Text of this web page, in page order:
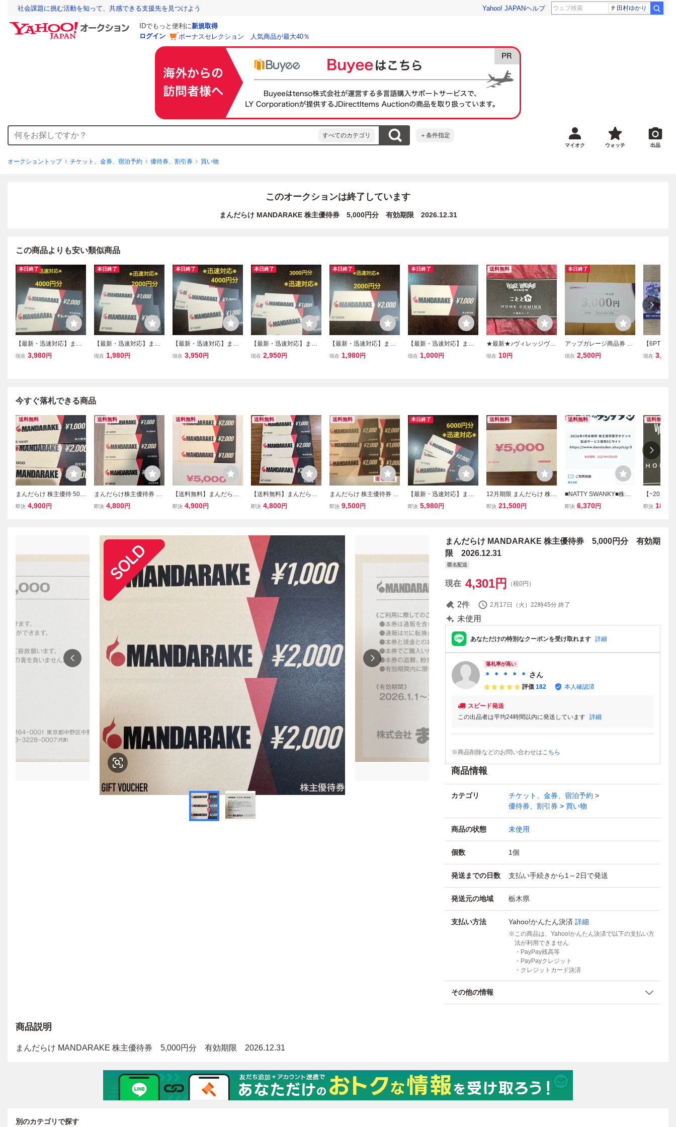
社会課題に挑む活動を知って、共感できる支援先を見つけよう Yahoo! JAPANヘルプ 田村ゆかり
IDでもっと便利に新規取得
ログイン
ボーナスセレクション 人気商品が最大40％
すべてのカテゴリ ＋条件指定
マイオク ウォッチ 出品
オークショントップ チケット、金券、宿泊予約 優待券、割引券 買い物
このオークションは終了しています
まんだらけ MANDARAKE 株主優待券 5,000円分 有効期限 2026.12.31
この商品よりも安い類似商品
本日終了
【最新・迅速対応】まん
だらけ 株主優待券 400
現在 3,980円
本日終了
【最新・迅速対応】まん
だらけ 株主優待券 200
現在 1,980円
本日終了
【最新・迅速対応】まん
だらけ 株主優待券 400
現在 3,950円
本日終了
【最新・迅速対応】まん
だらけ 株主優待券 300
現在 2,950円
本日終了
【最新・迅速対応】まん
だらけ 株主優待券 2000
現在 1,980円
本日終了
【最新・迅速対応】まん
だらけ 株主優待券 1000
現在 1,000円
送料無料
★最新★♪ヴィレッジヴァ
ンガード ●ダイナー 20%
現在 10円
本日終了
アップガレージ商品券 株
主優待 3000円
現在 2,500円
【6PT331
ヴィレッジ
現在 3,150
今すぐ落札できる商品
送料無料
まんだらけ 株主優待 500
0円分
即決 4,900円
送料無料
まんだらけ株主優待券 5,0
00円分 2026年12月31日
即決 4,800円
送料無料
【送料無料】まんだらけ
株主優待券5000円分
即決 4,900円
送料無料
【送料無料】まんだら
け 株主優待券 5000円
即決 4,800円
送料無料
まんだらけ 株主優待券 1
0,000円分
即決 9,500円
本日終了
【最新・迅速対応】まん
だらけ 株主優待券 600
券 MANDARAKE
即決 5,980円
送料無料
12月期限 まんだらけ 株主
優待券 22,000円分（2,00
即決 21,500円
送料無料
■NATTY SWANKY■株主
優待■8,000円分■肉汁餃
即決 6,370円
送料無料
【~2027/
ッジヴァン
即決 180
まんだらけ MANDARAKE 株主優待券 5,000円分 有効期
限 2026.12.31
匿名配送
現在 4,301円 （税0円）
2件 2月17日（火）22時45分 終了
未使用
あなただけの特別なクーポンを受け取れます 詳細
落札率が高い
＊ ＊ ＊ ＊ ＊ さん
評価 182 本人確認済
スピード発送
この出品者は平均24時間以内に発送しています 詳細
※商品削除などのお問い合わせはこちら
商品情報
カテゴリ
チケット、金券、宿泊予約
優待券、割引券
買い物
商品の状態 未使用
個数 1個
発送までの日数 支払い手続きから1～2日で発送
発送元の地域 栃木県
支払い方法 Yahoo!かんたん決済 詳細
この商品は、Yahoo!かんたん決済で以下の支払い方
法が利用できません
・PayPay残高等
・PayPayクレジット
・クレジットカード決済
その他の情報
商品説明
別のカテゴリで探す